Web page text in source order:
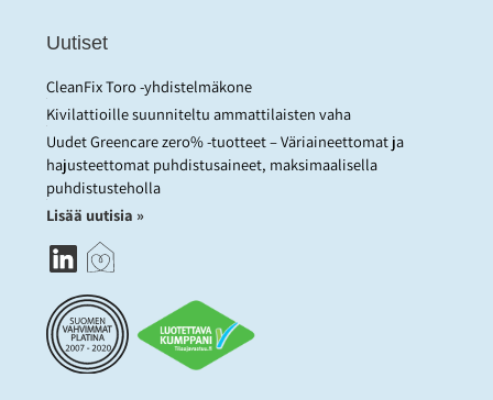
Uutiset
CleanFix Toro -yhdistelmäkone
Kivilattioille suunniteltu ammattilaisten vaha
Uudet Greencare zero% -tuotteet – Väriaineettomat ja
hajusteettomat puhdistusaineet, maksimaalisella
puhdistusteholla
Lisää uutisia »